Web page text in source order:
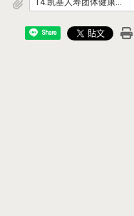
Share